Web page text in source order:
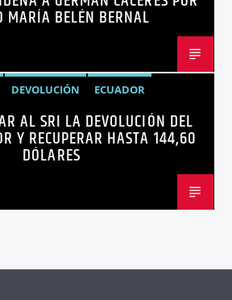
MARÍA BELÉN BERNAL
DEVOLUCIÓN
ECUADOR
PERSONAS CON DISCAPACIDAD
AL SRI LA DEVOLUCIÓN DEL
Y RECUPERAR HASTA 144,60
DÓLARES